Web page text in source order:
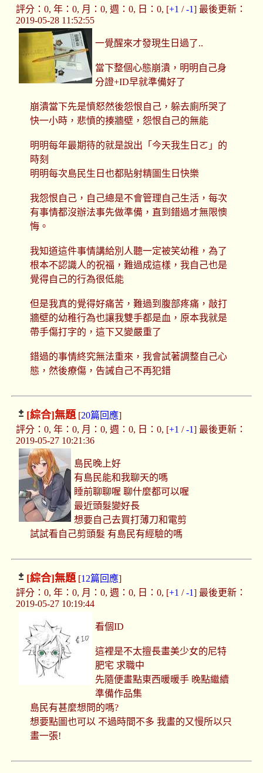
評分：0, 年：0, 月：0, 週：0, 日：0, [+1 /-1] 最後更新：
2019-05-28 11:52:55
一覺醒來才發現生日過了..
當下整個心態崩潰，明明自己身
分證+ID早就準備好了
崩潰當下先是憤怒然後怨恨自己，躲去廁所哭了
快一小時，悲憤的揍牆壁，怨恨自己的無能
明明每年最期待的就是說出「今天我生日ㄛ」的
時刻
明明每次島民生日也都貼射精圖生日快樂
我怨恨自己，自己總是不會管理自己生活，每次
有事情都沒辦法事先做準備，直到錯過才無限懊
悔。
我知道這件事情講給別人聽一定被笑幼稚，為了
根本不認識人的祝福，難過成這樣，我自己也是
覺得自己的行為很低能
但是我真的覺得好痛苦，難過到腹部疼痛，敲打
牆壁的幼稚行為也讓我雙手都是血，原本我就是
帶手傷打字的，這下又變嚴重了
錯過的事情終究無法重來，我會試著調整自己心
態，然後療傷，告誡自己不再犯錯
[綜合]無題[20篇回應]
評分：0, 年：0, 月：0, 週：0, 日：0, [+1 /-1] 最後更新：
2019-05-27 10:21:36
島民晚上好
有島民能和我聊天的嗎
睡前聊聊喔 聊什麼都可以喔
最近頭髮變好長
想要自己去買打薄刀和電剪
試試看自己剪頭髮 有島民有經驗的嗎
[綜合]無題[12篇回應]
評分：0, 年：0, 月：0, 週：0, 日：0, [+1 /-1] 最後更新：
2019-05-27 10:19:44
看個ID
這裡是不太擅長畫美少女的尼特
肥宅 求職中
先隨便畫點東西暖暖手 晚點繼續
準備作品集
島民有甚麼想問的嗎?
想要點圖也可以 不過時間不多 我畫的又慢所以只
畫一張!